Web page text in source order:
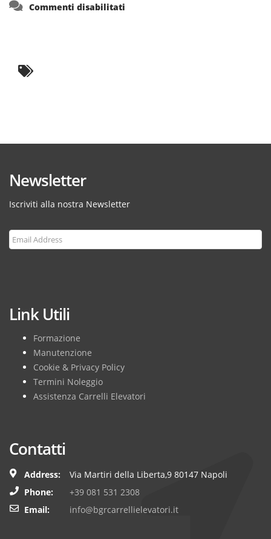
Commenti disabilitati
Newsletter
Iscriviti alla nostra Newsletter
Link Utili
Formazione
Manutenzione
Cookie & Privacy Policy
Termini Noleggio
Assistenza Carrelli Elevatori
Contatti
Address:
Via Martiri della Liberta,9 80147 Napoli
Phone:
+39 081 531 2308
Email:
info@bgrcarrellielevatori.it